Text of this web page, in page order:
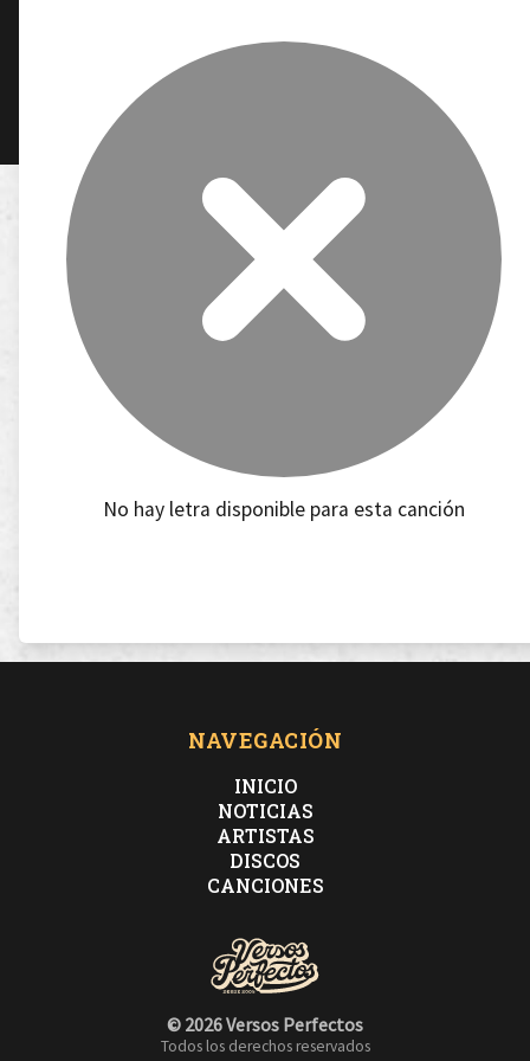
No hay letra disponible para esta canción
NAVEGACIÓN
INICIO
NOTICIAS
ARTISTAS
DISCOS
CANCIONES
© 2026 Versos Perfectos
Todos los derechos reservados